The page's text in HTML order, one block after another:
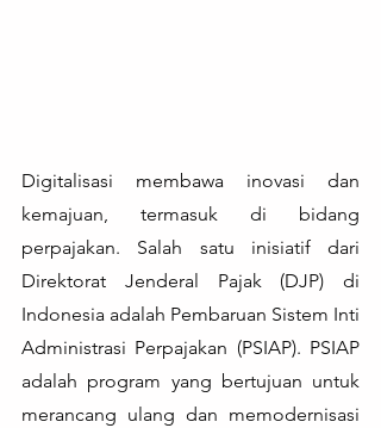
Digitalisasi membawa inovasi dan
kemajuan, termasuk di bidang
perpajakan. Salah satu inisiatif dari
Direktorat Jenderal Pajak (DJP) di
Indonesia adalah Pembaruan Sistem Inti
Administrasi Perpajakan (PSIAP). PSIAP
adalah program yang bertujuan untuk
merancang ulang dan memodernisasi